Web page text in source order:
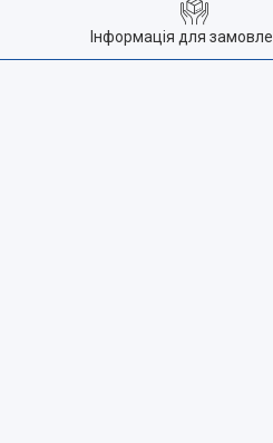
Інформація для